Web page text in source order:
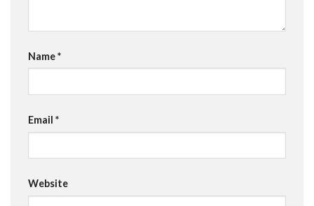
Name*
Email *
Website